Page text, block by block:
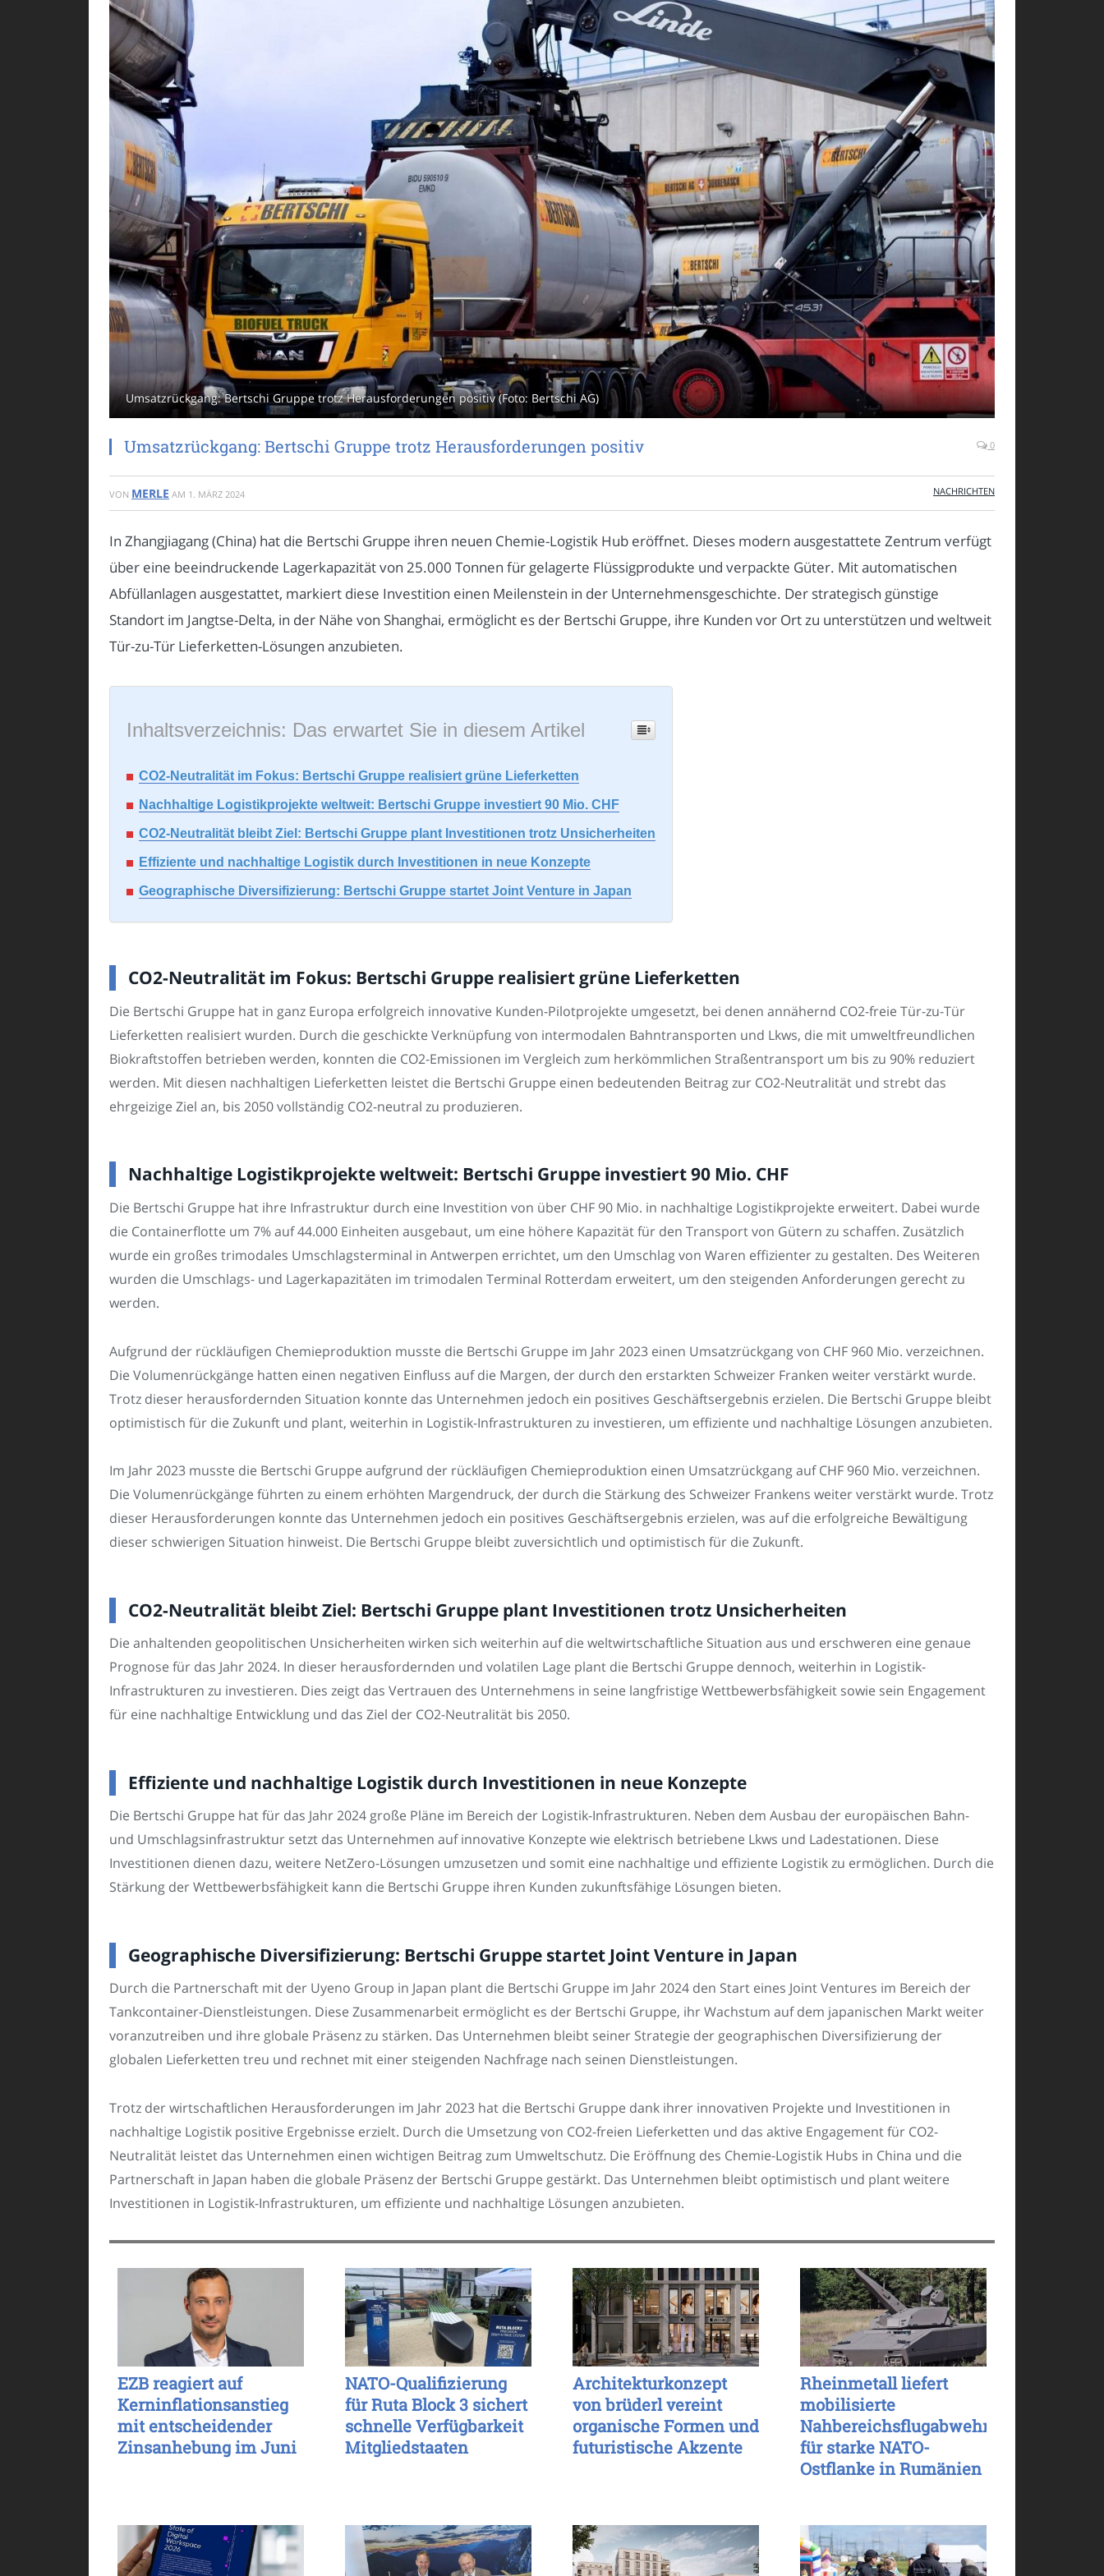
Umsatzrückgang: Bertschi Gruppe trotz Herausforderungen positiv (Foto: Bertschi AG)
Umsatzrückgang: Bertschi Gruppe trotz Herausforderungen positiv 0
VON MERLE AM 1. MÄRZ 2024 NACHRICHTEN
In Zhangjiagang (China) hat die Bertschi Gruppe ihren neuen Chemie-Logistik Hub eröffnet. Dieses modern ausgestattete Zentrum verfügt
über eine beeindruckende Lagerkapazität von 25.000 Tonnen für gelagerte Flüssigprodukte und verpackte Güter. Mit automatischen
Abfüllanlagen ausgestattet, markiert diese Investition einen Meilenstein in der Unternehmensgeschichte. Der strategisch günstige
Standort im Jangtse-Delta, in der Nähe von Shanghai, ermöglicht es der Bertschi Gruppe, ihre Kunden vor Ort zu unterstützen und weltweit
Tür-zu-Tür Lieferketten-Lösungen anzubieten.
Inhaltsverzeichnis: Das erwartet Sie in diesem Artikel
CO2-Neutralität im Fokus: Bertschi Gruppe realisiert grüne Lieferketten
Nachhaltige Logistikprojekte weltweit: Bertschi Gruppe investiert 90 Mio. CHF
CO2-Neutralität bleibt Ziel: Bertschi Gruppe plant Investitionen trotz Unsicherheiten
Effiziente und nachhaltige Logistik durch Investitionen in neue Konzepte
Geographische Diversifizierung: Bertschi Gruppe startet Joint Venture in Japan
CO2-Neutralität im Fokus: Bertschi Gruppe realisiert grüne Lieferketten
Die Bertschi Gruppe hat in ganz Europa erfolgreich innovative Kunden-Pilotprojekte umgesetzt, bei denen annähernd CO2-freie Tür-zu-Tür
Lieferketten realisiert wurden. Durch die geschickte Verknüpfung von intermodalen Bahntransporten und Lkws, die mit umweltfreundlichen
Biokraftstoffen betrieben werden, konnten die CO2-Emissionen im Vergleich zum herkömmlichen Straßentransport um bis zu 90% reduziert
werden. Mit diesen nachhaltigen Lieferketten leistet die Bertschi Gruppe einen bedeutenden Beitrag zur CO2-Neutralität und strebt das
ehrgeizige Ziel an, bis 2050 vollständig CO2-neutral zu produzieren.
Nachhaltige Logistikprojekte weltweit: Bertschi Gruppe investiert 90 Mio. CHF
Die Bertschi Gruppe hat ihre Infrastruktur durch eine Investition von über CHF 90 Mio. in nachhaltige Logistikprojekte erweitert. Dabei wurde
die Containerflotte um 7% auf 44.000 Einheiten ausgebaut, um eine höhere Kapazität für den Transport von Gütern zu schaffen. Zusätzlich
wurde ein großes trimodales Umschlagsterminal in Antwerpen errichtet, um den Umschlag von Waren effizienter zu gestalten. Des Weiteren
wurden die Umschlags- und Lagerkapazitäten im trimodalen Terminal Rotterdam erweitert, um den steigenden Anforderungen gerecht zu
werden.
Aufgrund der rückläufigen Chemieproduktion musste die Bertschi Gruppe im Jahr 2023 einen Umsatzrückgang von CHF 960 Mio. verzeichnen.
Die Volumenrückgänge hatten einen negativen Einfluss auf die Margen, der durch den erstarkten Schweizer Franken weiter verstärkt wurde.
Trotz dieser herausfordernden Situation konnte das Unternehmen jedoch ein positives Geschäftsergebnis erzielen. Die Bertschi Gruppe bleibt
optimistisch für die Zukunft und plant, weiterhin in Logistik-Infrastrukturen zu investieren, um effiziente und nachhaltige Lösungen anzubieten.
Im Jahr 2023 musste die Bertschi Gruppe aufgrund der rückläufigen Chemieproduktion einen Umsatzrückgang auf CHF 960 Mio. verzeichnen.
Die Volumenrückgänge führten zu einem erhöhten Margendruck, der durch die Stärkung des Schweizer Frankens weiter verstärkt wurde. Trotz
dieser Herausforderungen konnte das Unternehmen jedoch ein positives Geschäftsergebnis erzielen, was auf die erfolgreiche Bewältigung
dieser schwierigen Situation hinweist. Die Bertschi Gruppe bleibt zuversichtlich und optimistisch für die Zukunft.
CO2-Neutralität bleibt Ziel: Bertschi Gruppe plant Investitionen trotz Unsicherheiten
Die anhaltenden geopolitischen Unsicherheiten wirken sich weiterhin auf die weltwirtschaftliche Situation aus und erschweren eine genaue
Prognose für das Jahr 2024. In dieser herausfordernden und volatilen Lage plant die Bertschi Gruppe dennoch, weiterhin in Logistik-
Infrastrukturen zu investieren. Dies zeigt das Vertrauen des Unternehmens in seine langfristige Wettbewerbsfähigkeit sowie sein Engagement
für eine nachhaltige Entwicklung und das Ziel der CO2-Neutralität bis 2050.
Effiziente und nachhaltige Logistik durch Investitionen in neue Konzepte
Die Bertschi Gruppe hat für das Jahr 2024 große Pläne im Bereich der Logistik-Infrastrukturen. Neben dem Ausbau der europäischen Bahn-
und Umschlagsinfrastruktur setzt das Unternehmen auf innovative Konzepte wie elektrisch betriebene Lkws und Ladestationen. Diese
Investitionen dienen dazu, weitere NetZero-Lösungen umzusetzen und somit eine nachhaltige und effiziente Logistik zu ermöglichen. Durch die
Stärkung der Wettbewerbsfähigkeit kann die Bertschi Gruppe ihren Kunden zukunftsfähige Lösungen bieten.
Geographische Diversifizierung: Bertschi Gruppe startet Joint Venture in Japan
Durch die Partnerschaft mit der Uyeno Group in Japan plant die Bertschi Gruppe im Jahr 2024 den Start eines Joint Ventures im Bereich der
Tankcontainer-Dienstleistungen. Diese Zusammenarbeit ermöglicht es der Bertschi Gruppe, ihr Wachstum auf dem japanischen Markt weiter
voranzutreiben und ihre globale Präsenz zu stärken. Das Unternehmen bleibt seiner Strategie der geographischen Diversifizierung der
globalen Lieferketten treu und rechnet mit einer steigenden Nachfrage nach seinen Dienstleistungen.
Trotz der wirtschaftlichen Herausforderungen im Jahr 2023 hat die Bertschi Gruppe dank ihrer innovativen Projekte und Investitionen in
nachhaltige Logistik positive Ergebnisse erzielt. Durch die Umsetzung von CO2-freien Lieferketten und das aktive Engagement für CO2-
Neutralität leistet das Unternehmen einen wichtigen Beitrag zum Umweltschutz. Die Eröffnung des Chemie-Logistik Hubs in China und die
Partnerschaft in Japan haben die globale Präsenz der Bertschi Gruppe gestärkt. Das Unternehmen bleibt optimistisch und plant weitere
Investitionen in Logistik-Infrastrukturen, um effiziente und nachhaltige Lösungen anzubieten.
EZB reagiert auf
Kerninflationsanstieg
mit entscheidender
Zinsanhebung im Juni
NATO-Qualifizierung
für Ruta Block 3 sichert
schnelle Verfügbarkeit
Mitgliedstaaten
Architekturkonzept
von brüderl vereint
organische Formen und
futuristische Akzente
Rheinmetall liefert
mobilisierte
Nahbereichsflugabwehr
für starke NATO-
Ostflanke in Rumänien